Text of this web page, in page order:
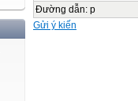
Đường dẫn: p
Gửi ý kiến